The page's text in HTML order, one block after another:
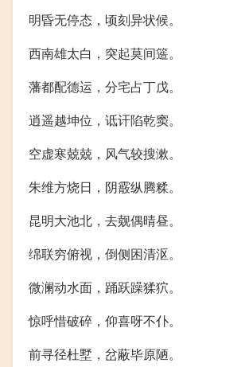
明昏无停态，顷刻异状候。
西南雄太白，突起莫间簉。
藩都配德运，分宅占丁戊。
逍遥越坤位，诋讦陷乾窦。
空虚寒兢兢，风气较搜漱。
朱维方烧日，阴霰纵腾糅。
昆明大池北，去觌偶晴昼。
绵联穷俯视，倒侧困清沤。
微澜动水面，踊跃躁猱狖。
惊呼惜破碎，仰喜呀不仆。
前寻径杜墅，岔蔽毕原陋。